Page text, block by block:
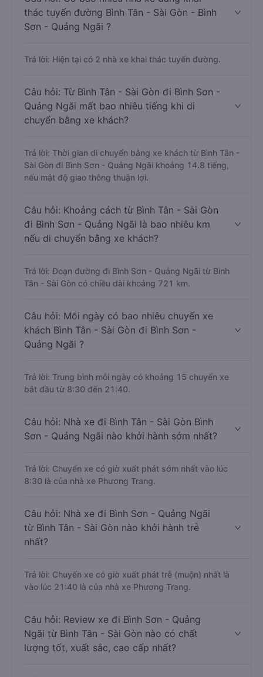
thác tuyến đường Bình Tân - Sài Gòn - Bình
Sơn - Quảng Ngãi ?
Trả lời: Hiện tại có 2 nhà xe khai thác tuyến đường.
Câu hỏi: Từ Bình Tân - Sài Gòn đi Bình Sơn -
Quảng Ngãi mất bao nhiêu tiếng khi di
chuyển bằng xe khách?
Trả lời: Thời gian di chuyển bằng xe khách từ Bình Tân -
Sài Gòn đi Bình Sơn - Quảng Ngãi khoảng 14.8 tiếng,
nếu mật độ giao thông thuận lợi.
Câu hỏi: Khoảng cách từ Bình Tân - Sài Gòn
đi Bình Sơn - Quảng Ngãi là bao nhiêu km
nếu di chuyển bằng xe khách?
Trả lời: Đoạn đường đi Bình Sơn - Quảng Ngãi từ Bình
Tân - Sài Gòn có chiều dài khoảng 721 km.
Câu hỏi: Mỗi ngày có bao nhiêu chuyến xe
khách Bình Tân - Sài Gòn đi Bình Sơn -
Quảng Ngãi ?
Trả lời: Trung bình mỗi ngày có khoảng 15 chuyến xe
bắt đầu từ 8:30 đến 21:40.
Câu hỏi: Nhà xe đi Bình Tân - Sài Gòn Bình
Sơn - Quảng Ngãi nào khởi hành sớm nhất?
Trả lời: Chuyến xe có giờ xuất phát sớm nhất vào lúc
8:30 là của nhà xe Phương Trang.
Câu hỏi: Nhà xe đi Bình Sơn - Quảng Ngãi
từ Bình Tân - Sài Gòn nào khởi hành trễ
nhất?
Trả lời: Chuyến xe có giờ xuất phát trễ (muộn) nhất là
vào lúc 21:40 là của nhà xe Phương Trang.
Câu hỏi: Review xe đi Bình Sơn - Quảng
Ngãi từ Bình Tân - Sài Gòn nào có chất
lượng tốt, xuất sắc, cao cấp nhất?